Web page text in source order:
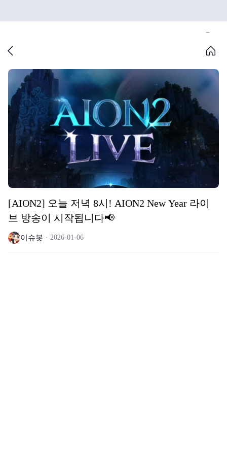
[AION2] 오늘 저녁 8시! AION2 New Year 라이
브 방송이 시작됩니다📢
이슈봇 2026-01-06